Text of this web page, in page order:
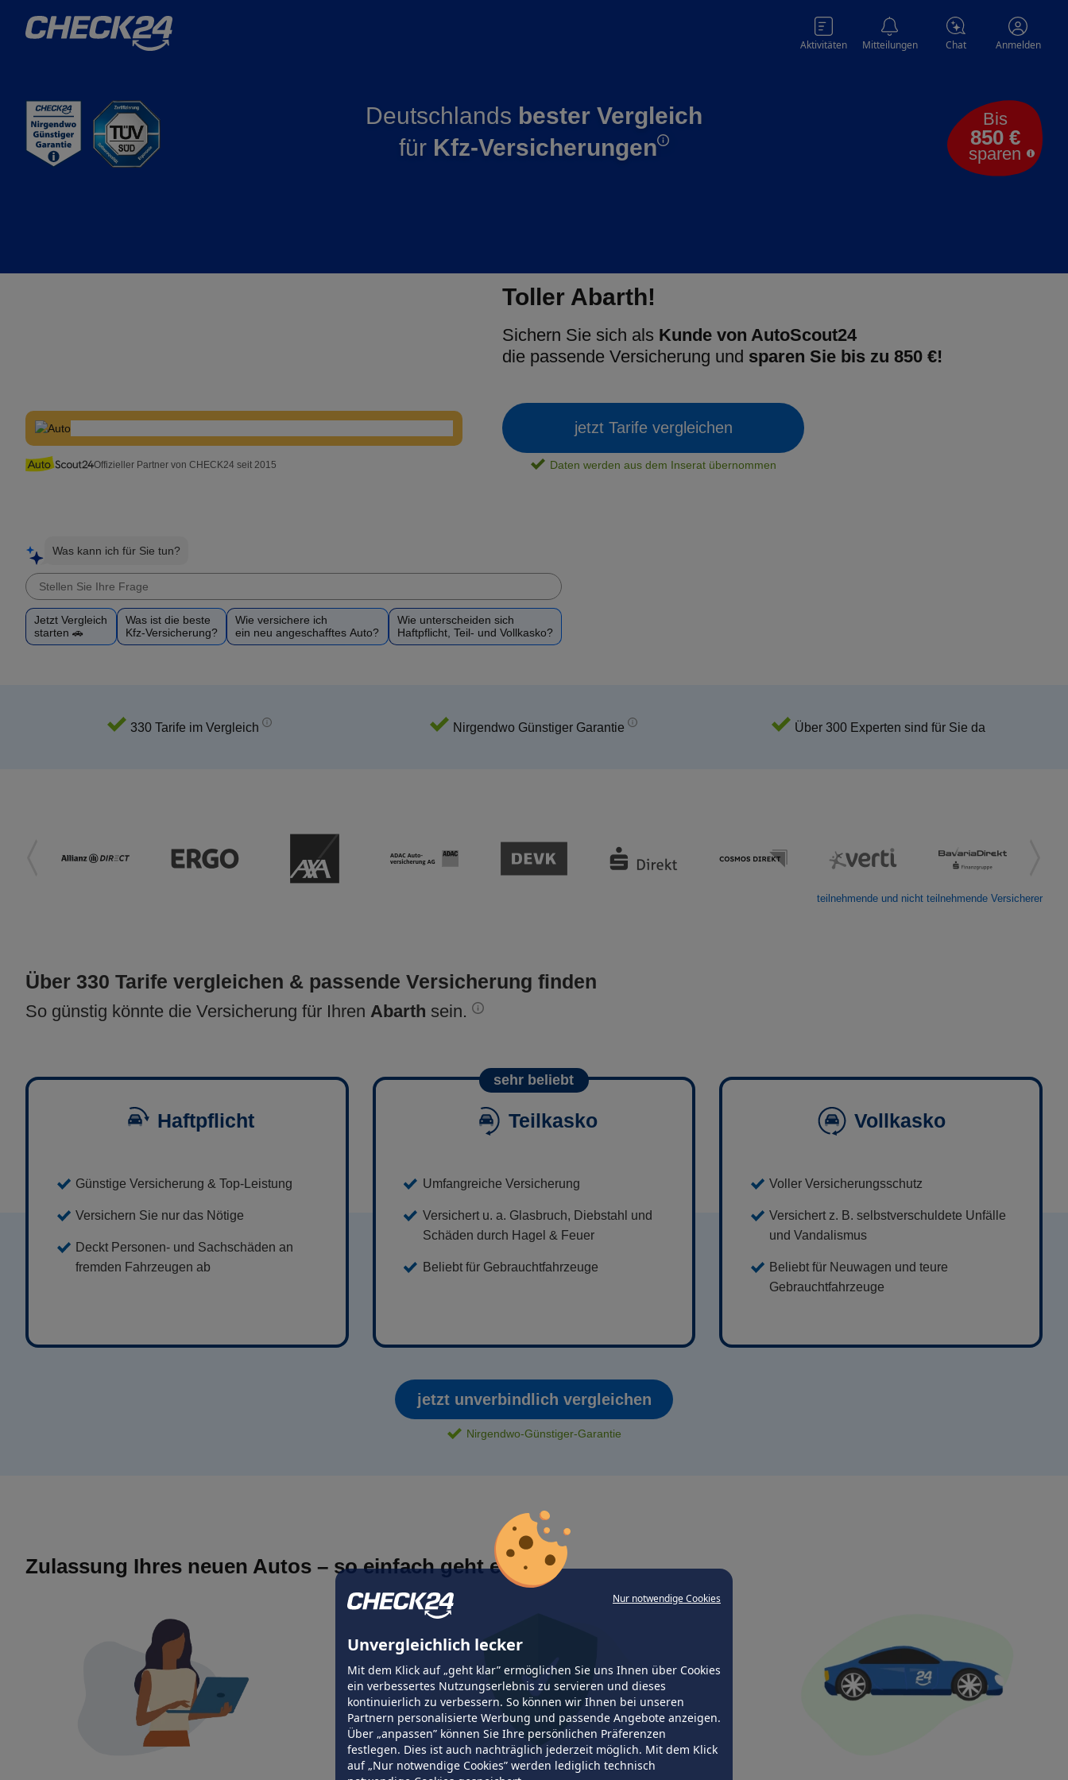
Nur notwendige Cookies
Unvergleichlich lecker
Mit dem Klick auf „geht klar” ermöglichen Sie uns Ihnen über Cookies
ein verbessertes Nutzungserlebnis zu servieren und dieses
kontinuierlich zu verbessern. So können wir Ihnen bei unseren
Partnern personalisierte Werbung und passende Angebote anzeigen.
Über „anpassen” können Sie Ihre persönlichen Präferenzen
festlegen. Dies ist auch nachträglich jederzeit möglich. Mit dem Klick
auf „Nur notwendige Cookies” werden lediglich technisch
Aktivitäten Mitteilungen Chat Anmelden
Deutschlands bester Vergleich
für Kfz-Versicherungen
Bis
850 €
sparen
Offizieller Partner von CHECK24 seit 2015
Toller Abarth!
Sichern Sie sich als Kunde von AutoScout24
die passende Versicherung und sparen Sie bis zu 850 €!
jetzt Tarife vergleichen
Daten werden aus dem Inserat übernommen
Was kann ich für Sie tun?
Jetzt Vergleich
starten 🚗
Was ist die beste
Kfz-Versicherung?
Wie versichere ich
ein neu angeschafftes Auto?
Wie unterscheiden sich
Haftpflicht, Teil- und Vollkasko?
330 Tarife im Vergleich Nirgendwo Günstiger Garantie Über 300 Experten sind für Sie da
teilnehmende und nicht teilnehmende Versicherer
Über 330 Tarife vergleichen & passende Versicherung finden
So günstig könnte die Versicherung für Ihren Abarth sein.
Haftpflicht
Günstige Versicherung & Top-Leistung
Versichern Sie nur das Nötige
Deckt Personen- und Sachschäden an
fremden Fahrzeugen ab
sehr beliebt
Teilkasko
Umfangreiche Versicherung
Versichert u. a. Glasbruch, Diebstahl und
Schäden durch Hagel & Feuer
Beliebt für Gebrauchtfahrzeuge
Vollkasko
Voller Versicherungsschutz
Versichert z. B. selbstverschuldete Unfälle
und Vandalismus
Beliebt für Neuwagen und teure
Gebrauchtfahrzeuge
jetzt unverbindlich vergleichen
Nirgendwo-Günstiger-Garantie
Zulassung Ihres neuen Autos – so einfach geht es